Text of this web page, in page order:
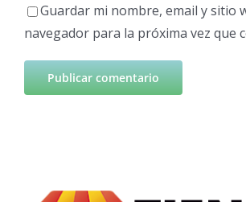
Guardar mi nombre, email y sitio
navegador para la próxima vez que